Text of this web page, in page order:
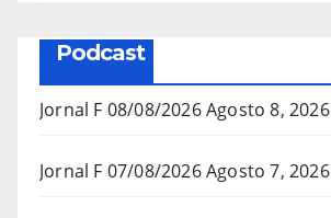
Podcast
Jornal F 08/08/2026Agosto 8, 2026
Jornal F 07/08/2026Agosto 7, 2026